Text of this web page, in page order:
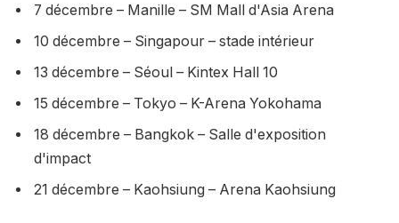
7 décembre – Manille – SM Mall d'Asia Arena
10 décembre – Singapour – stade intérieur
13 décembre – Séoul – Kintex Hall 10
15 décembre – Tokyo – K-Arena Yokohama
18 décembre – Bangkok – Salle d'exposition
d'impact
21 décembre – Kaohsiung – Arena Kaohsiung